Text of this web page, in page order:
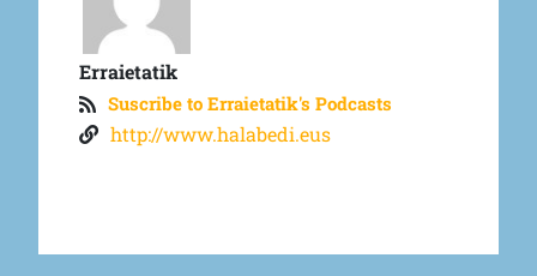
Erraietatik
Suscribe to Erraietatik's Podcasts
http://www.halabedi.eus